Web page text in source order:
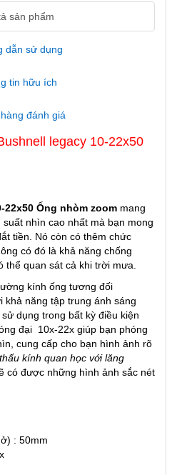
sản phẩm
dẫn sử dụng
tin hữu ích
đánh giá
legacy 10-22x50
22x50 Ống nhòm zoom mang
nhìn cao nhất mà bạn mong
tiền. Nó còn có thêm chức
có đó là khả năng chống
thể quan sát cả khi trời mưa.
kính ống tương đối
khả năng tập trung ánh sáng
dụng trong bất kỳ điều kiện
đại 10x-22x giúp bạn phóng
cung cấp cho bạn hình ảnh rõ
kính quan học với lăng
có được những hình ảnh sắc nét
: 50mm